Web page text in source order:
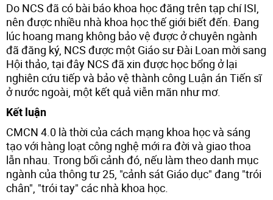
Do NCS đã có bài báo khoa học đăng trên tạp chí ISI,
nên được nhiều nhà khoa học thế giới biết đến. Đang
lúc hoang mang không bảo vệ được ở chuyên ngành
đã đăng ký, NCS được một Giáo sư Đài Loan mời sang
Hội thảo, tại đây NCS đã xin được học bổng ở lại
nghiên cứu tiếp và bảo vệ thành công Luận án Tiến sĩ
ở nước ngoài, một kết quả viễn mãn như mơ.
Kết luận
CMCN 4.0 là thời của cách mạng khoa học và sáng
tạo với hàng loạt công nghệ mới ra đời và giao thoa
lẫn nhau. Trong bối cảnh đó, nếu làm theo danh mục
ngành của thông tư 25, "cảnh sát Giáo dục" đang "trói
chân", "trói tay" các nhà khoa học.